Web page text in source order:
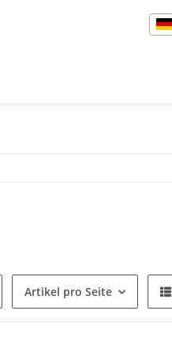
Artikel pro Seite